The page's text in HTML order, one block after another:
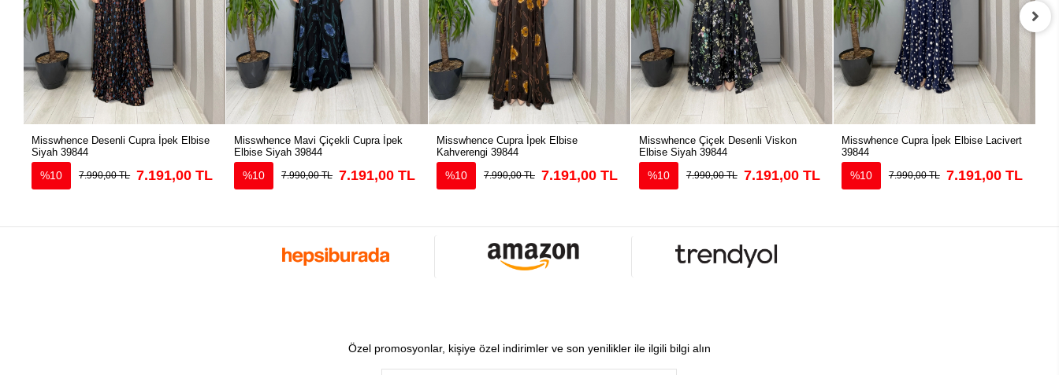
Misswhence Desenli Cupra İpek Elbise
Siyah 39844
%10 7.990,00 TL 7.191,00 TL
Misswhence Mavi Çiçekli Cupra İpek
Elbise Siyah 39844
%10 7.990,00 TL 7.191,00 TL
Misswhence Cupra İpek Elbise
Kahverengi 39844
%10 7.990,00 TL 7.191,00 TL
Misswhence Çiçek Desenli Viskon
Elbise Siyah 39844
%10 7.990,00 TL 7.191,00 TL
Misswhence Cupra İpek Elbise Lacivert
39844
%10 7.990,00 TL 7.191,00 TL
Özel promosyonlar, kişiye özel indirimler ve son yenilikler ile ilgili bilgi alın